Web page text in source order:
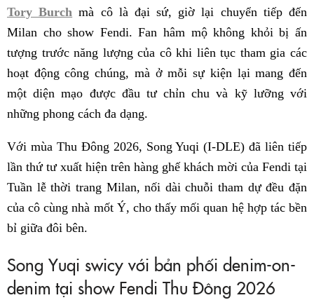
Tory Burch mà cô là đại sứ, giờ lại chuyển tiếp đến
Milan cho show Fendi. Fan hâm mộ không khỏi bị ấn
tượng trước năng lượng của cô khi liên tục tham gia các
hoạt động công chúng, mà ở mỗi sự kiện lại mang đến
một diện mạo được đầu tư chỉn chu và kỹ lưỡng với
những phong cách đa dạng.
Với mùa Thu Đông 2026, Song Yuqi (I-DLE) đã liên tiếp
lần thứ tư xuất hiện trên hàng ghế khách mời của Fendi tại
Tuần lễ thời trang Milan, nối dài chuỗi tham dự đều đặn
của cô cùng nhà mốt Ý, cho thấy mối quan hệ hợp tác bền
bỉ giữa đôi bên.
Song Yuqi swicy với bản phối denim-on-
denim tại show Fendi Thu Đông 2026